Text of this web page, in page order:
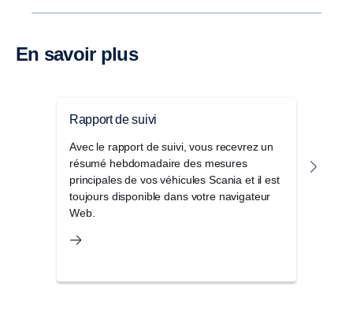
En savoir plus
Rapport de suivi
Avec le rapport de suivi, vous recevrez un
résumé hebdomadaire des mesures
principales de vos véhicules Scania et il est
toujours disponible dans votre navigateur
Web.